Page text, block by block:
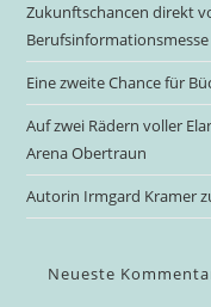
Zukunftschancen direkt
Eine zweite Chance für
Auf zwei Rädern voller
Arena Obertraun
Autorin Irmgard Kramer
Neueste